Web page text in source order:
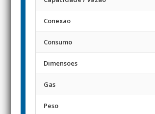
Conexao
Consumo
Dimensoes
Gas
Peso